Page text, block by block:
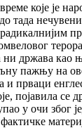
које је
тада
ни држава као
пажњу на
и прваци
појавила се
у очи због